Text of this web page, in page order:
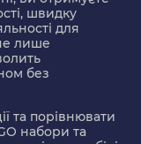
швидку
для
лише
без
та порівнювати
набори та